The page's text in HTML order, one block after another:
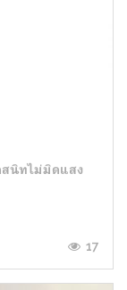
ดสนิทไม่มิดแสง
17